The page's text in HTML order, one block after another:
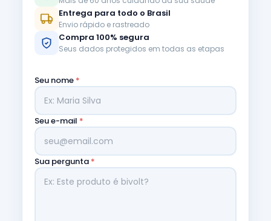
Entrega para todo o Brasil
Envio rápido e rastreado
Compra 100% segura
Seus dados protegidos em todas as etapas
Seu nome *
Seu e-mail *
Sua pergunta *